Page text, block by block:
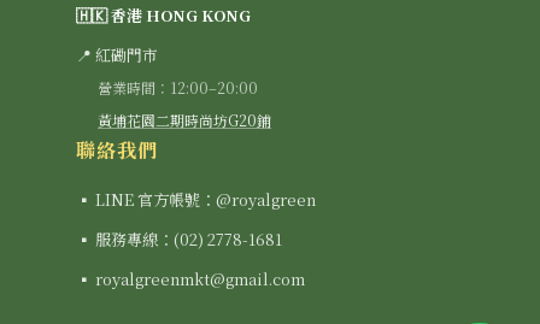
🇭🇰 香港 HONG KONG
📍 紅磡門市
營業時間：12:00–20:00
黃埔花園二期時尚坊G20鋪
聯絡我們
▪ LINE 官方帳號：@royalgreen
▪ 服務專線：(02) 2778-1681
▪ royalgreenmkt@gmail.com